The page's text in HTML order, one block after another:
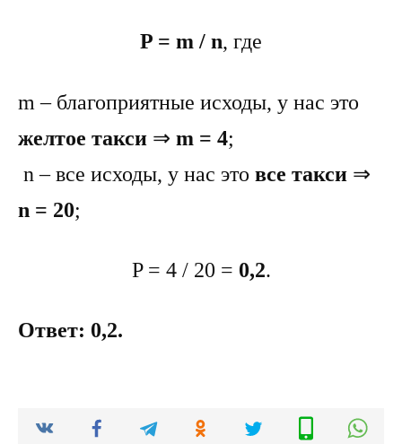
P = m / n, где
m – благоприятные исходы, у нас это
желтое такси ⇒ m = 4;
n – все исходы, у нас это все такси ⇒
n = 20;
P = 4 / 20 = 0,2.
Ответ: 0,2.